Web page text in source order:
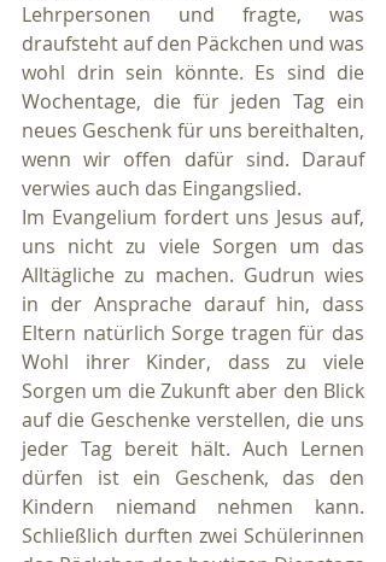
Lehrpersonen und fragte, was
draufsteht auf den Päckchen und was
wohl drin sein könnte. Es sind die
Wochentage, die für jeden Tag ein
neues Geschenk für uns bereithalten,
wenn wir offen dafür sind. Darauf
verwies auch das Eingangslied.
Im Evangelium fordert uns Jesus auf,
uns nicht zu viele Sorgen um das
Alltägliche zu machen. Gudrun wies
in der Ansprache darauf hin, dass
Eltern natürlich Sorge tragen für das
Wohl ihrer Kinder, dass zu viele
Sorgen um die Zukunft aber den Blick
auf die Geschenke verstellen, die uns
jeder Tag bereit hält. Auch Lernen
dürfen ist ein Geschenk, das den
Kindern niemand nehmen kann.
Schließlich durften zwei Schülerinnen